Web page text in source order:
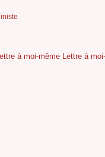
à moi-même Lettre à